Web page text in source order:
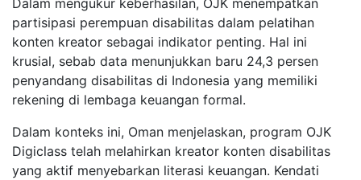
Dalam mengukur keberhasilan, OJK menempatkan
partisipasi perempuan disabilitas dalam pelatihan
konten kreator sebagai indikator penting. Hal ini
krusial, sebab data menunjukkan baru 24,3 persen
penyandang disabilitas di Indonesia yang memiliki
rekening di lembaga keuangan formal.
Dalam konteks ini, Oman menjelaskan, program OJK
Digiclass telah melahirkan kreator konten disabilitas
yang aktif menyebarkan literasi keuangan. Kendati